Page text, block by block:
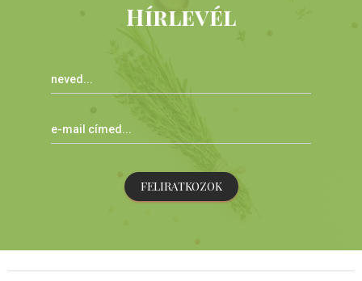
Hírlevél
FELIRATKOZOK